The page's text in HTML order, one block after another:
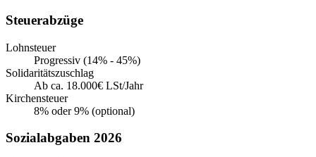
Steuerabzüge
Lohnsteuer
Progressiv (14% - 45%)
Solidaritätszuschlag
Ab ca. 18.000€ LSt/Jahr
Kirchensteuer
8% oder 9% (optional)
Sozialabgaben 2026